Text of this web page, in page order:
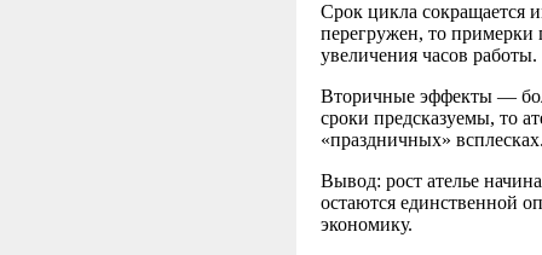
Срок цикла сокращается
перегружен, то примерки
увеличения часов работы.
Вторичные эффекты —
сроки предсказуемы, то
«праздничных»
Вывод: рост ателье
остаются единственной
экономику.